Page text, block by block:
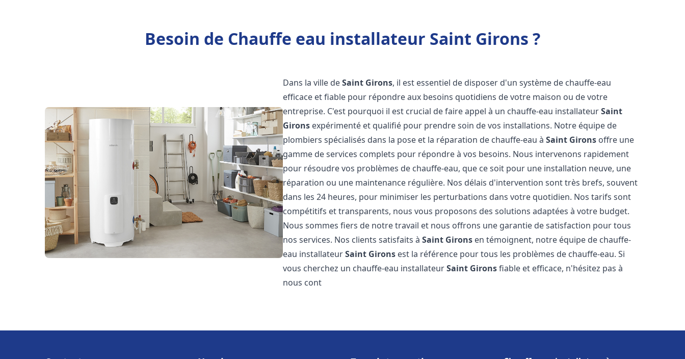
Besoin de Chauffe eau installateur Saint Girons ?
Dans la ville deSaint Girons, il est essentiel de disposer d'un système de chauffe-eau
efficace et fiable pour répondre aux besoins quotidiens de votre maison ou de votre
entreprise. C'est pourquoi il est crucial de faire appel à un chauffe-eau installateurSaint
Girons expérimenté et qualifié pour prendre soin de vos installations. Notre équipe de
plombiers spécialisés dans la pose et la réparation de chauffe-eau àSaint Girons offre une
gamme de services complets pour répondre à vos besoins. Nous intervenons rapidement
pour résoudre vos problèmes de chauffe-eau, que ce soit pour une installation neuve, une
réparation ou une maintenance régulière. Nos délais d'intervention sont très brefs, souvent
dans les 24 heures, pour minimiser les perturbations dans votre quotidien. Nos tarifs sont
compétitifs et transparents, nous vous proposons des solutions adaptées à votre budget.
Nous sommes fiers de notre travail et nous offrons une garantie de satisfaction pour tous
nos services. Nos clients satisfaits àSaint Girons en témoignent, notre équipe de chauffe-
eau installateurSaint Girons est la référence pour tous les problèmes de chauffe-eau. Si
vous cherchez un chauffe-eau installateurSaint Gironsfiable et efficace, n'hésitez pas à
nous cont